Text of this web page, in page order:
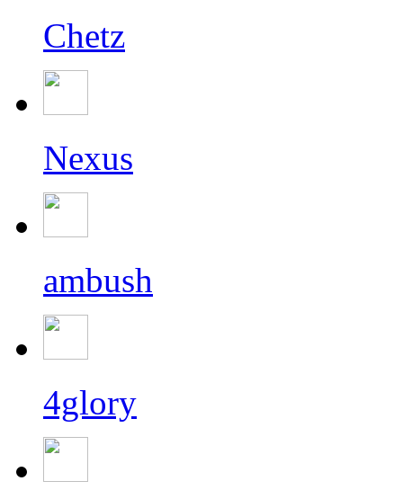
Chetz
Nexus
ambush
4glory